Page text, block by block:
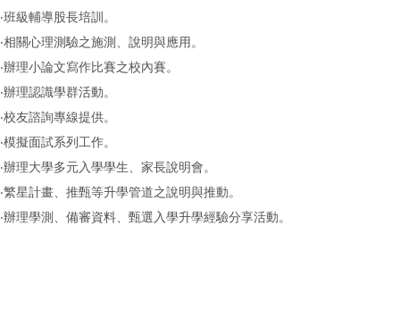
‧班級輔導股長培訓。
‧相關心理測驗之施測、說明與應用。
‧辦理小論文寫作比賽之校內賽。
‧辦理認識學群活動。
‧校友諮詢專線提供。
‧模擬面試系列工作。
‧辦理大學多元入學學生、家長說明會。
‧繁星計畫、推甄等升學管道之說明與推動。
‧辦理學測、備審資料、甄選入學升學經驗分享活動。